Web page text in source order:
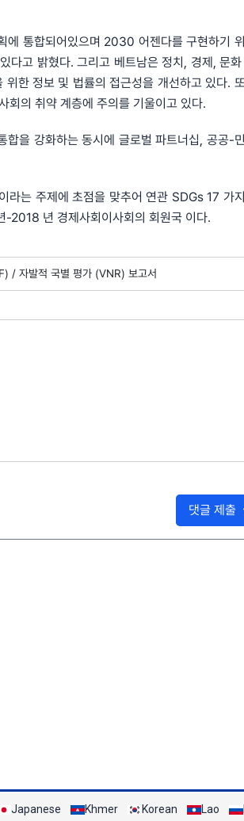
에 통합되어있으며 2030 어젠다를 구현하기
다고 밝혔다. 그리고 베트남은 정치, 경제, 문
한 정보 및 법률의 접근성을 개선하고 있다.
회의 취약 계층에 주의를 기울이고 있다.
을 강화하는 동시에 글로벌 파트너십, 공공-
라는 주제에 초점을 맞추어 연관 SDGs 17 가
2018 년 경제사회이사회의 회원국 이다.
/ 자발적 국별 평가 (VNR) 보고서
댓글 제출
Japanese Khmer Korean Lao